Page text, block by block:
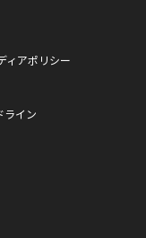
ィアポリシー
ライン